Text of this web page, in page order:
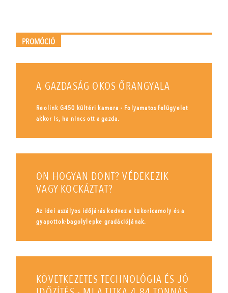
PROMÓCIÓ
A GAZDASÁG OKOS ŐRANGYALA
Reolink G450 kültéri kamera - Folyamatos felügyelet
akkor is, ha nincs ott a gazda.
ÖN HOGYAN DÖNT? VÉDEKEZIK
VAGY KOCKÁZTAT?
Az idei aszályos időjárás kedvez a kukoricamoly és a
gyapottok-bagolylepke gradációjának.
KÖVETKEZETES TECHNOLÓGIA ÉS JÓ